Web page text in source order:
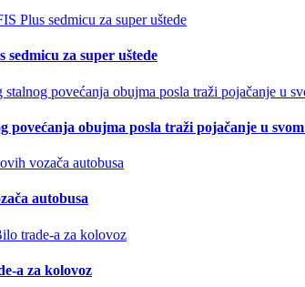
za super uštede
povećanja obujma posla traži pojačanje u
autobusa
a za kolovoz